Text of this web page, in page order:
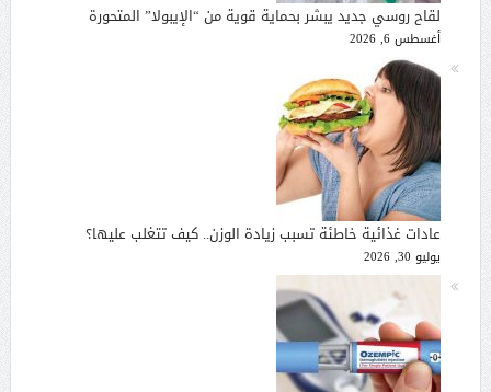
لقاح روسي جديد يبشر بحماية قوية من “الإيبولا” المتحورة
أغسطس 6, 2026
عادات غذائية خاطئة تسبب زيادة الوزن.. كيف تتغلب عليها؟
يوليو 30, 2026